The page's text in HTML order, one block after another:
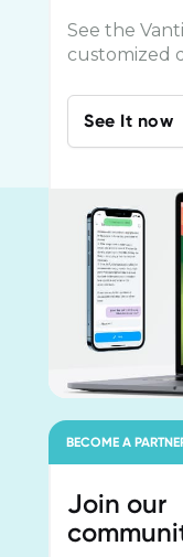
See the
customized
See It now
BECOME A
Join our